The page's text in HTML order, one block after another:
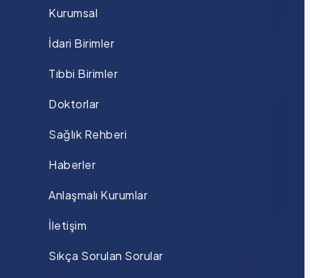
Kurumsal
İdari Birimler
Tıbbi Birimler
Doktorlar
Sağlık Rehberi
Haberler
Anlaşmalı Kurumlar
İletişim
Sıkça Sorulan Sorular